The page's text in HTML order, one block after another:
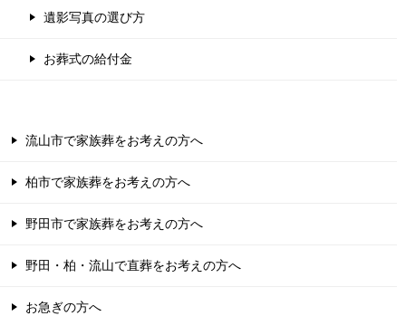
遺影写真の選び方
お葬式の給付金
流山市で家族葬をお考えの方へ
柏市で家族葬をお考えの方へ
野田市で家族葬をお考えの方へ
野田・柏・流山で直葬をお考えの方へ
お急ぎの方へ